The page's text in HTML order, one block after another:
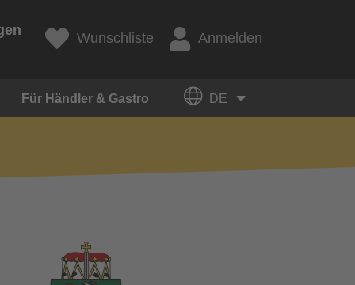
Wunschliste Anmelden
Für Händler & Gastro DE